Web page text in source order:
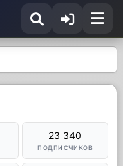
23 340
ПОДПИСЧИКОВ